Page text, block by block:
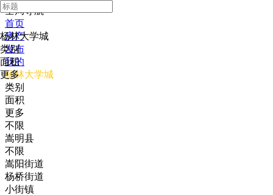
全局导航
首页
房产
发布
我的
杨林大学城
类别
面积
更多
杨林大学城
类别
面积
更多
不限
嵩明县
不限
嵩阳街道
杨桥街道
小街镇